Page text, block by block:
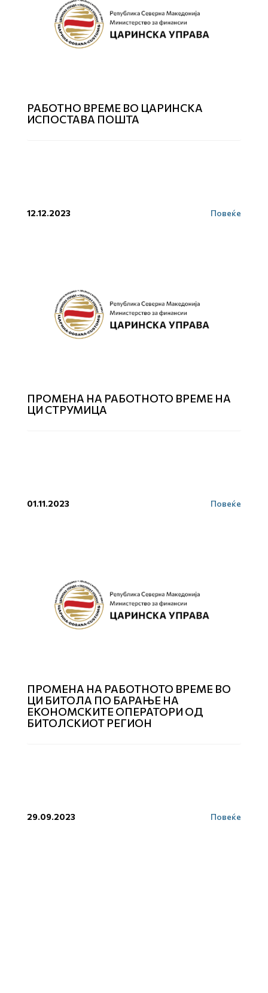
РАБОТНО ВРЕМЕ ВО ЦАРИНСКА
ИСПОСТАВА ПОШТА
12.12.2023 Повеќе
ПРОМЕНА НА РАБОТНОТО ВРЕМЕ НА
ЦИ СТРУМИЦА
01.11.2023 Повеќе
ПРОМЕНА НА РАБОТНОТО ВРЕМЕ ВО
ЦИ БИТОЛА ПО БАРАЊЕ НА
ЕКОНОМСКИТЕ ОПЕРАТОРИ ОД
БИТОЛСКИОТ РЕГИОН
29.09.2023 Повеќе